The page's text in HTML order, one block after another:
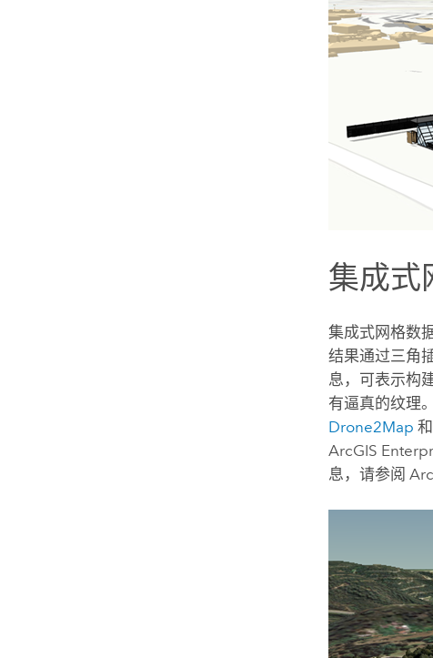
集成式
集成式网格数
结果通过三角
息，可表示构
有逼真的纹理
Drone2Map
ArcGIS
息，请参阅